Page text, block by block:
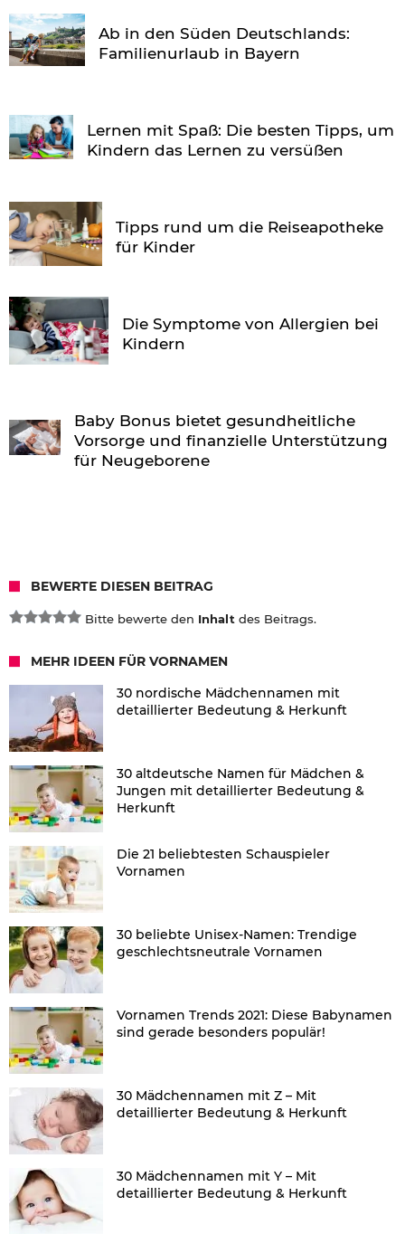
Ab in den Süden Deutschlands:
Familienurlaub in Bayern
Lernen mit Spaß: Die besten Tipps, um
Kindern das Lernen zu versüßen
Tipps rund um die Reiseapotheke
für Kinder
Die Symptome von Allergien bei
Kindern
Baby Bonus bietet gesundheitliche
Vorsorge und finanzielle Unterstützung
für Neugeborene
BEWERTE DIESEN BEITRAG
Bitte bewerte den Inhalt des Beitrags.
MEHR IDEEN FÜR VORNAMEN
30 nordische Mädchennamen mit
detaillierter Bedeutung & Herkunft
30 altdeutsche Namen für Mädchen &
Jungen mit detaillierter Bedeutung &
Herkunft
Die 21 beliebtesten Schauspieler
Vornamen
30 beliebte Unisex-Namen: Trendige
geschlechtsneutrale Vornamen
Vornamen Trends 2021: Diese Babynamen
sind gerade besonders populär!
30 Mädchennamen mit Z – Mit
detaillierter Bedeutung & Herkunft
30 Mädchennamen mit Y – Mit
detaillierter Bedeutung & Herkunft